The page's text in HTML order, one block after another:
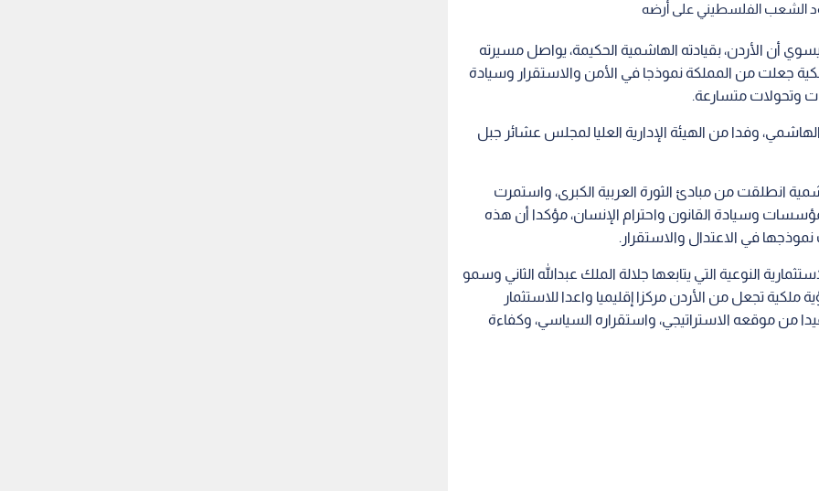
الشعب الفلسطيني على أرضه
أن الأردن، بقيادته الهاشمية الحكيمة، يواصل مسيرته
جعلت من المملكة نموذجا في الأمن والاستقرار وسيادة
وتحولات متسارعة.
وفدا من الهيئة الإدارية العليا لمجلس عشائر جبل
انطلقت من مبادئ الثورة العربية الكبرى، واستمرت
وسيادة القانون واحترام الإنسان، مؤكدا أن هذه
في الاعتدال والاستقرار.
النوعية التي يتابعها جلالة الملك عبدالله الثاني وسمو
ملكية تجعل من الأردن مركزا إقليميا واعدا للاستثمار
من موقعه الاستراتيجي، واستقراره السياسي، وكفاءة